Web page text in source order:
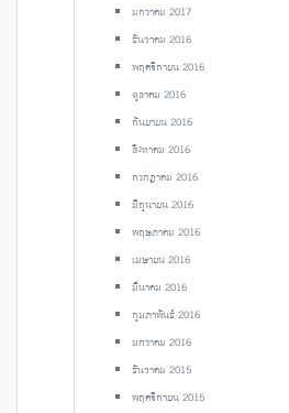
มกราคม 2017
ธันวาคม 2016
พฤศจิกายน 2016
ตุลาคม 2016
กันยายน 2016
สิงหาคม 2016
กรกฎาคม 2016
มิถุนายน 2016
พฤษภาคม 2016
เมษายน 2016
มีนาคม 2016
กุมภาพันธ์ 2016
มกราคม 2016
ธันวาคม 2015
พฤศจิกายน 2015